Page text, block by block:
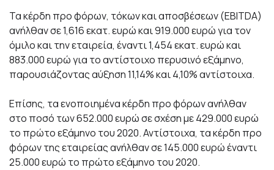
Τα κέρδη προ φόρων, τόκων και αποσβέσεων (EBIΤDA)
ανήλθαν σε 1,616 εκατ. ευρώ και 919.000 ευρώ για τον
όμιλο και την εταιρεία, έναντι 1,454 εκατ. ευρώ και
883.000 ευρώ για το αντίστοιχο περυσινό εξάμηνο,
παρουσιάζοντας αύξηση 11,14% και 4,10% αντίστοιχα.
Επίσης, τα ενοποιημένα κέρδη προ φόρων ανήλθαν
στο ποσό των 652.000 ευρώ σε σχέση με 429.000 ευρώ
το πρώτο εξάμηνο του 2020. Αντίστοιχα, τα κέρδη προ
φόρων της εταιρείας ανήλθαν σε 145.000 ευρώ έναντι
25.000 ευρώ το πρώτο εξάμηνο του 2020.